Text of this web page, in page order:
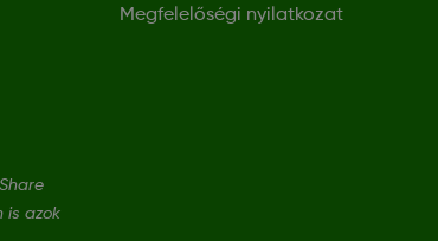
Megfelelőségi nyilatkozat
is azok